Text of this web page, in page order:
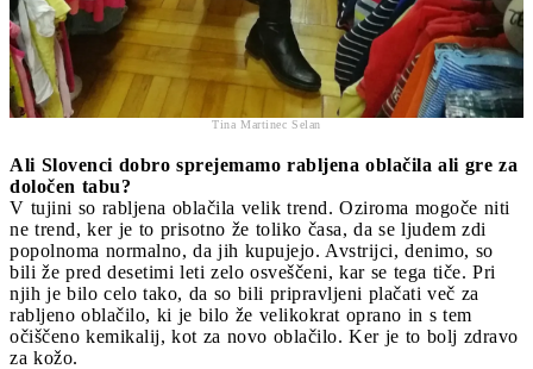
Tina Martinec Selan
Ali Slovenci dobro sprejemamo rabljena oblačila ali gre za
določen tabu?
V tujini so rabljena oblačila velik trend. Oziroma mogoče niti
ne trend, ker je to prisotno že toliko časa, da se ljudem zdi
popolnoma normalno, da jih kupujejo. Avstrijci, denimo, so
bili že pred desetimi leti zelo osveščeni, kar se tega tiče. Pri
njih je bilo celo tako, da so bili pripravljeni plačati več za
rabljeno oblačilo, ki je bilo že velikokrat oprano in s tem
očiščeno kemikalij, kot za novo oblačilo. Ker je to bolj zdravo
za kožo.